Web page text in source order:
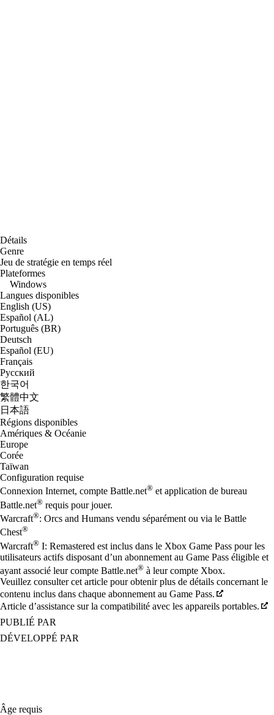
Détails
Genre
Jeu de stratégie en temps réel
Plateformes
Windows
Langues disponibles
English (US)
Español (AL)
Português (BR)
Deutsch
Español (EU)
Français
Русский
한국어
繁體中文
日本語
Régions disponibles
Amériques & Océanie
Europe
Corée
Taïwan
Configuration requise
Connexion Internet, compte Battle.net® et application de bureau
Battle.net® requis pour jouer.
Warcraft®: Orcs and Humans vendu séparément ou via le Battle
Chest®
Warcraft® I: Remastered est inclus dans le Xbox Game Pass pour les
utilisateurs actifs disposant d’un abonnement au Game Pass éligible et
ayant associé leur compte Battle.net® à leur compte Xbox.
Veuillez consulter cet article pour obtenir plus de détails concernant le
contenu inclus dans chaque abonnement au Game Pass.
Article d’assistance sur la compatibilité avec les appareils portables.
PUBLIÉ PAR
DÉVELOPPÉ PAR
Âge requis